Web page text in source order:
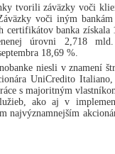
tvorili záväzky voči
voči iným
certifikátov banka
úrovni 2,718
18,69 %.
niesli v znamení
UniCredito
s majoritným
ako aj v
najvýznamnejším